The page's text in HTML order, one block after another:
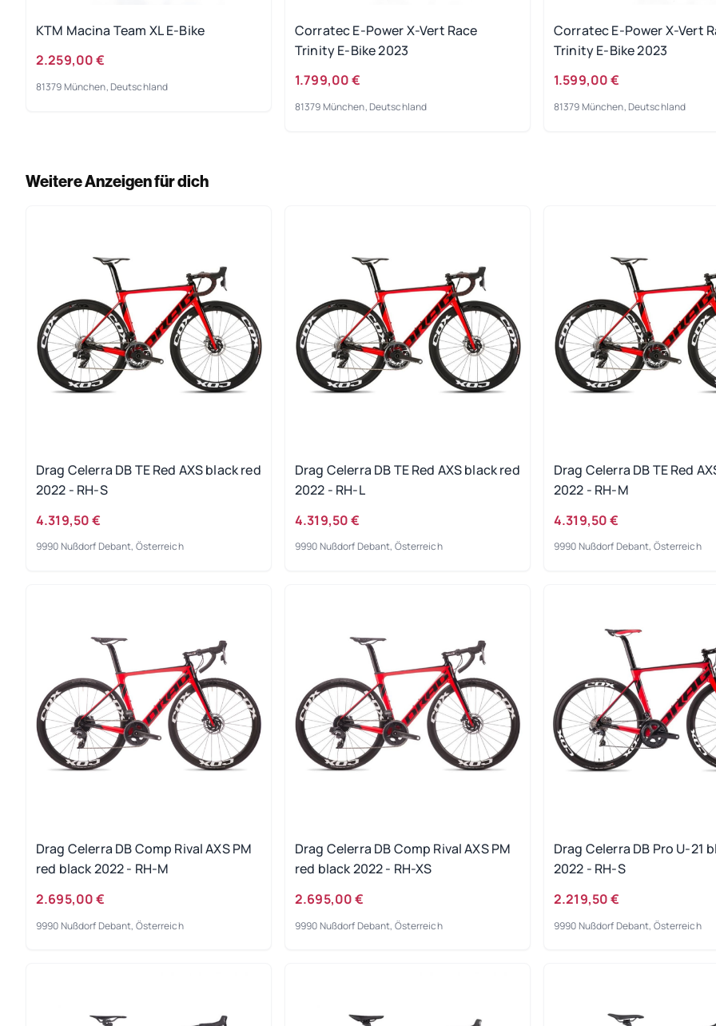
KTM Macina Team XL E-Bike
2.259,00 €
81379 München, Deutschland
Corratec E-Power X-Vert Race
Trinity E-Bike 2023
1.799,00 €
81379 München, Deutschland
Corratec E-Power X-Vert
Trinity E-Bike 2023
1.599,00 €
81379 München, Deutschland
Weitere Anzeigen für dich
Drag Celerra DB TE Red AXS black red
2022 - RH-S
4.319,50 €
9990 Nußdorf Debant, Österreich
Drag Celerra DB TE Red AXS black red
2022 - RH-L
4.319,50 €
9990 Nußdorf Debant, Österreich
Drag Celerra DB TE Red
2022 - RH-M
4.319,50 €
9990 Nußdorf Debant, Österreich
Drag Celerra DB Comp Rival AXS PM
red black 2022 - RH-M
2.695,00 €
9990 Nußdorf Debant, Österreich
Drag Celerra DB Comp Rival AXS PM
red black 2022 - RH-XS
2.695,00 €
9990 Nußdorf Debant, Österreich
Drag Celerra DB Pro U-21
2022 - RH-S
2.219,50 €
9990 Nußdorf Debant, Österreich